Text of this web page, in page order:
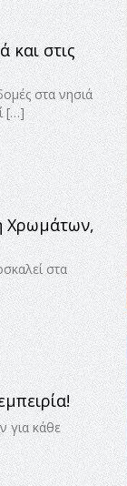
και στις
στα νησιά
[…]
Χρωμάτων,
στα
για κάθε